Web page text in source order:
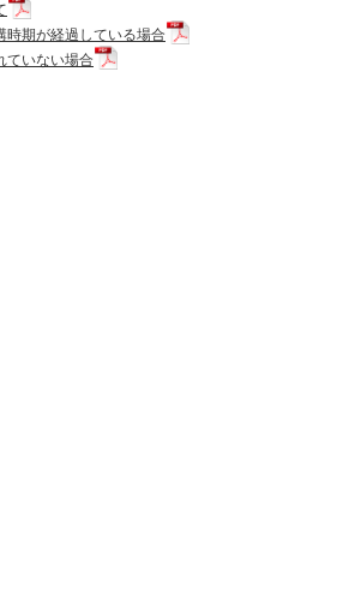
時期が経過している場合
ていない場合